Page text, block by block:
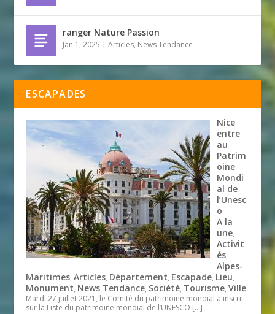
ranger Nature Passion
Jan 1, 2025 |Articles, News Tendance
ESCAPADES
Nice
entre
au
Patrim
oine
Mondi
al de
l’Unesc
o
A la
une,
Activit
és,
Alpes-
Maritimes,Articles, Département, Escapade, Lieu,
Monument, News Tendance, Société, Tourisme,Ville
Mardi 27 juillet 2021, le Comité du patrimoine mondial a inscrit
sur la Liste du patrimoine mondial de l’UNESCO […]